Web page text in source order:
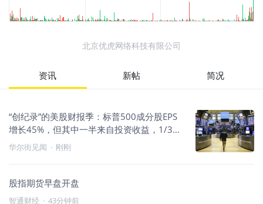
北京优虎网络科技有限公司
资讯 新帖 简况
“创纪录”的美股财报季：标普500成分股EPS
增长45%，但其中一半来自投资收益，1/3来
自AI基建
华尔街见闻 · 刚刚
股指期货早盘开盘
智通财经 · 43分钟前